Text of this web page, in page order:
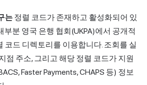
는 정렬 코드가 존재하고 활성화되어 있
부분 영국 은행 협회(UKPA)에서 공개적
코드 디렉토리를 이용합니다. 조회를 실
점 주소, 그리고 해당 정렬 코드가 지원
Faster Payments, CHAPS 등) 정보